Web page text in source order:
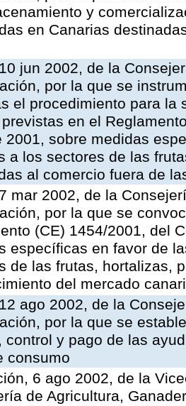
y
en Canarias
jun 2002, de la
por la que se
el procedimiento para
en el
2001, sobre medidas
a los sectores de las
al comercio fuera de
mar 2002, de la
por la que se
(CE) 1454/2001, del
específicas en favor de
de las frutas, hortalizas,
del mercado
ago 2002, de la
por la que se
control y pago de las
consumo
6 ago 2002, de la
de Agricultura,